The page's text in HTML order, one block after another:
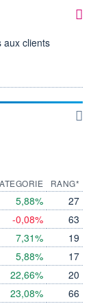
aux clients
5,88%
-0,08%
7,31%
5,88%
22,66%
23,08%
RANG*
27
63
19
17
20
66